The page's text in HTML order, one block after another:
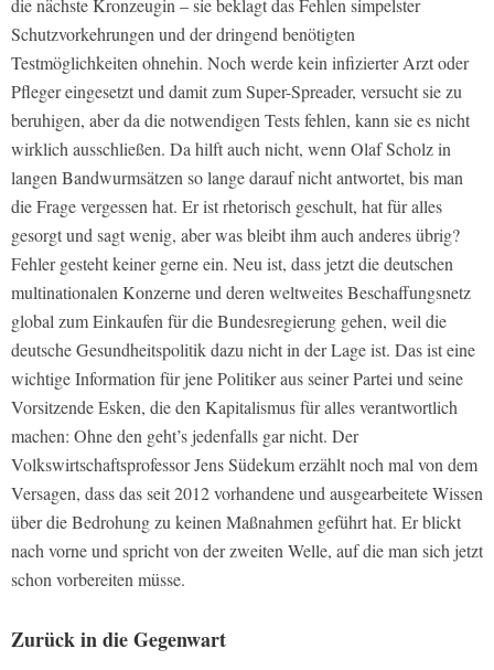
die nächste Kronzeugin – sie beklagt das Fehlen simpelster
Schutzvorkehrungen und der dringend benötigten
Testmöglichkeiten ohnehin. Noch werde kein infizierter Arzt oder
Pfleger eingesetzt und damit zum Super-Spreader, versucht sie zu
beruhigen, aber da die notwendigen Tests fehlen, kann sie es nicht
wirklich ausschließen. Da hilft auch nicht, wenn Olaf Scholz in
langen Bandwurmsätzen so lange darauf nicht antwortet, bis man
die Frage vergessen hat. Er ist rhetorisch geschult, hat für alles
gesorgt und sagt wenig, aber was bleibt ihm auch anderes übrig?
Fehler gesteht keiner gerne ein. Neu ist, dass jetzt die deutschen
multinationalen Konzerne und deren weltweites Beschaffungsnetz
global zum Einkaufen für die Bundesregierung gehen, weil die
deutsche Gesundheitspolitik dazu nicht in der Lage ist. Das ist eine
wichtige Information für jene Politiker aus seiner Partei und seine
Vorsitzende Esken, die den Kapitalismus für alles verantwortlich
machen: Ohne den geht’s jedenfalls gar nicht. Der
Volkswirtschaftsprofessor Jens Südekum erzählt noch mal von dem
Versagen, dass das seit 2012 vorhandene und ausgearbeitete Wissen
über die Bedrohung zu keinen Maßnahmen geführt hat. Er blickt
nach vorne und spricht von der zweiten Welle, auf die man sich jetzt
schon vorbereiten müsse.
Zurück in die Gegenwart